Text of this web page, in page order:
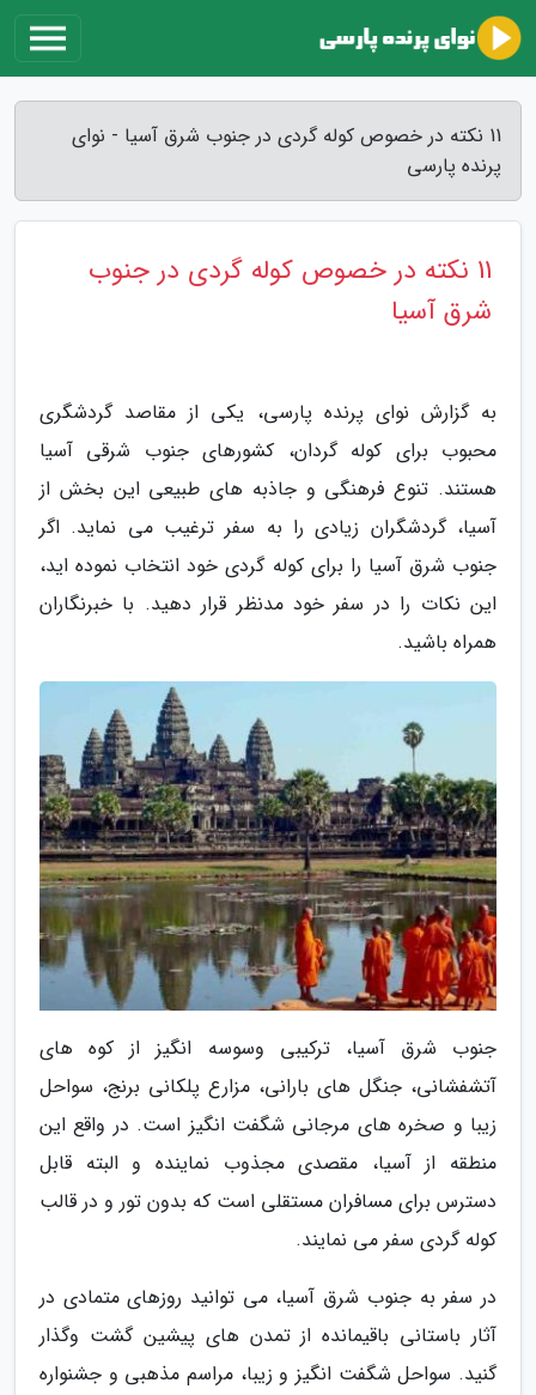
11 نکته در خصوص کوله گردی در جنوب شرق آسیا - نوای
پرنده پارسی
11 نکته در خصوص کوله گردی در جنوب
شرق آسیا
به گزارش نوای پرنده پارسی، یکی از مقاصد گردشگری
محبوب برای کوله گردان، کشورهای جنوب شرقی آسیا
هستند. تنوع فرهنگی و جاذبه های طبیعی این بخش از
آسیا، گردشگران زیادی را به سفر ترغیب می نماید. اگر
جنوب شرق آسیا را برای کوله گردی خود انتخاب نموده اید،
این نکات را در سفر خود مدنظر قرار دهید. با خبرنگاران
همراه باشید.
جنوب شرق آسیا، ترکیبی وسوسه انگیز از کوه های
آتشفشانی، جنگل های بارانی، مزارع پلکانی برنج، سواحل
زیبا و صخره های مرجانی شگفت انگیز است. در واقع این
منطقه از آسیا، مقصدی مجذوب نماینده و البته قابل
دسترس برای مسافران مستقلی است که بدون تور و در قالب
کوله گردی سفر می نمایند.
در سفر به جنوب شرق آسیا، می توانید روزهای متمادی در
آثار باستانی باقیمانده از تمدن های پیشین گشت وگذار
گنید. سواحل شگفت انگیز و زیبا، مراسم مذهبی و جشنواره